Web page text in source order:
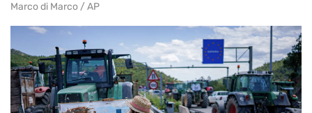
Marco di Marco / AP